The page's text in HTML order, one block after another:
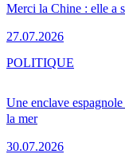
Merci la Chine : elle a
27.07.2026
Une enclave
la mer
30.07.2026
POLITIQUE